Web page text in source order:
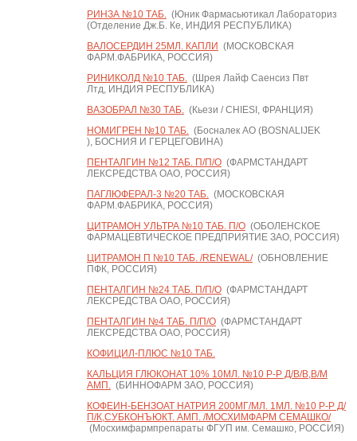
РИНЗА №10 ТАБ.(Юник Фармасьютикал Лабораториз
(Отделение Дж.Б. Ке, ИНДИЯ РЕСПУБЛИКА)
ВАЛОСЕРДИН 25МЛ. КАПЛИ (МОСКОВСКАЯ
ФАРМ.ФАБРИКА, РОССИЯ)
РИНИКОЛД №10 ТАБ.(Шрея Лайф Саенсиз Пвт
Лтд, ИНДИЯ РЕСПУБЛИКА)
ВАЗОБРАЛ №30 ТАБ.(Кьези / CHIESI, ФРАНЦИЯ)
НОМИГРЕН №10 ТАБ.(Босналек АО (BOSNALIJEK
), БОСНИЯ И ГЕРЦЕГОВИНА)
ПЕНТАЛГИН №12 ТАБ. П/П/О(ФАРМСТАНДАРТ
ЛЕКСРЕДСТВА ОАО, РОССИЯ)
ПАГЛЮФЕРАЛ-3 №20 ТАБ.(МОСКОВСКАЯ
ФАРМ.ФАБРИКА, РОССИЯ)
ЦИТРАМОН УЛЬТРА №10 ТАБ. П/О(ОБОЛЕНСКОЕ
ФАРМАЦЕВТИЧЕСКОЕ ПРЕДПРИЯТИЕ ЗАО, РОССИЯ)
ЦИТРАМОН П №10 ТАБ. /RENEWAL/(ОБНОВЛЕНИЕ
ПФК, РОССИЯ)
ПЕНТАЛГИН №24 ТАБ. П/П/О(ФАРМСТАНДАРТ
ЛЕКСРЕДСТВА ОАО, РОССИЯ)
ПЕНТАЛГИН №4 ТАБ. П/П/О(ФАРМСТАНДАРТ
ЛЕКСРЕДСТВА ОАО, РОССИЯ)
КОФИЦИЛ-ПЛЮС №10 ТАБ.
КАЛЬЦИЯ ГЛЮКОНАТ 10% 10МЛ. №10 Р-Р Д/В/В,В/М
АМП.(БИННОФАРМ ЗАО, РОССИЯ)
КОФЕИН-БЕНЗОАТ НАТРИЯ 200МГ/МЛ. 1МЛ. №10 Р-Р Д/
П/К,СУБКОНЪЮКТ. АМП. /МОСХИМФАРМ СЕМАШКО/
(Мосхимфармпрепараты ФГУП им. Семашко, РОССИЯ)